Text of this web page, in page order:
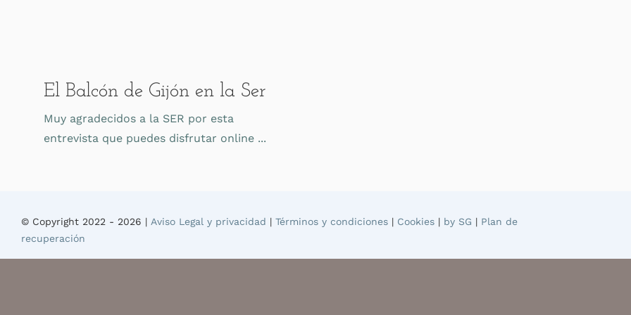
El Balcón de Gijón en la Ser
Muy agradecidos a la SER por esta
entrevista que puedes disfrutar online ...
© Copyright 2022 - 2026 | Aviso Legal y privacidad | Términos y condiciones | Cookies | by SG | Plan de
recuperación